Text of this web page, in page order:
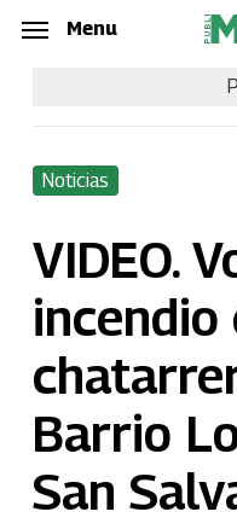
Skip
content
Menu
Noticias
VIDEO.
incendio
Barrio
San
Menu